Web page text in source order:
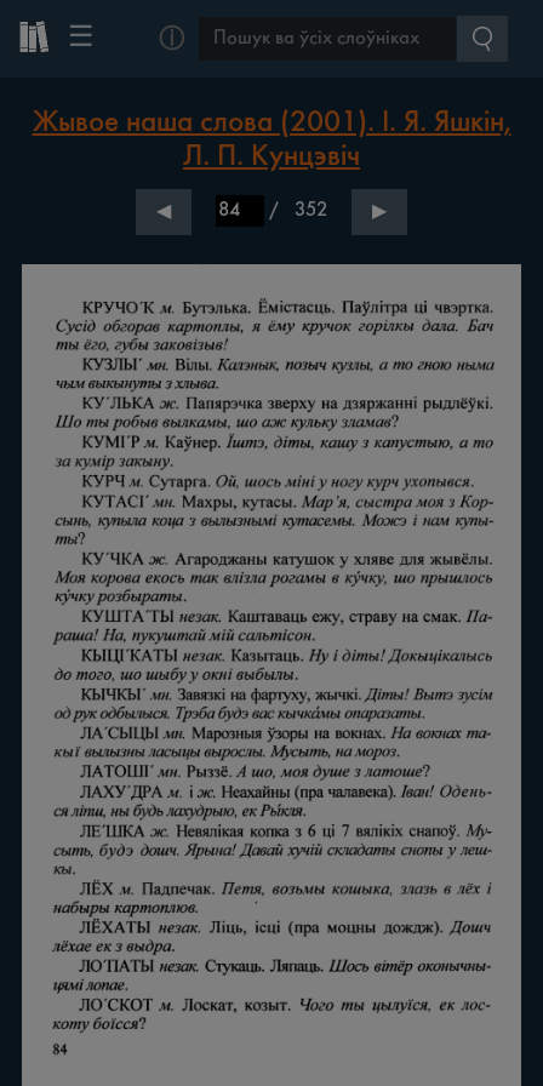
☰ ⓘ
Жывое наша слова (2001). І. Я. Яшкін,
Л. П. Кунцэвіч
◀ / 352 ▶